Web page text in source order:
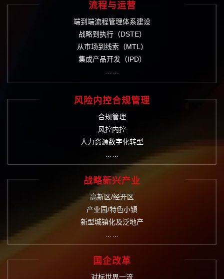
流程与运营
端到端流程管理体系建设
战略到执行（DSTE）
从市场到线索（MTL）
集成产品开发（IPD）
风险内控合规管理
合规管理
风控内控
人力资源数字化转型
战略新兴产业
高新区/经开区
产业园/特色小镇
新型城镇化及泛地产
国企改革
对标世界一流